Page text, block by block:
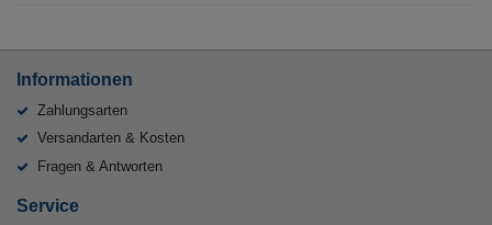
Informationen
Zahlungsarten
Versandarten & Kosten
Fragen & Antworten
Service